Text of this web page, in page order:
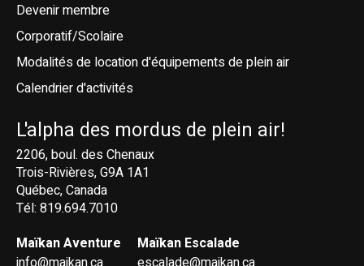
Devenir membre
Corporatif/Scolaire
Modalités de location d'équipements de plein air
Calendrier d'activités
L'alpha des mordus de plein air!
2206, boul. des Chenaux
Trois-Rivières, G9A 1A1
Québec, Canada
Tél: 819.694.7010
Maïkan Aventure
Maïkan Escalade